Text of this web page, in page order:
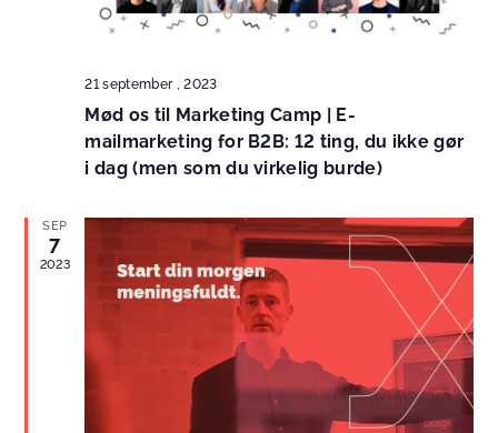
21 september , 2023
Mød os til Marketing Camp | E-
mailmarketing for B2B: 12 ting, du ikke gør
i dag (men som du virkelig burde)
SEP
7
2023